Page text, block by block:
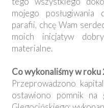
mojego posługiwania
parafii, chcę Wam
moich inicjatyw
materialne.
Co wykonaliśmy w roku
Przeprowadzono
ostawiono pomnik na